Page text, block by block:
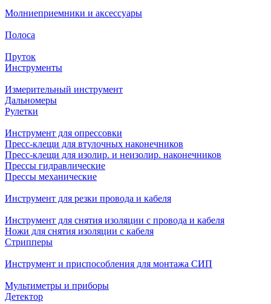
Молниеприемники и аксессуары
Полоса
Пруток
Инструменты
Измерительный инструмент
Дальномеры
Рулетки
Инструмент для опрессовки
Пресс-клещи для втулочных наконечников
Пресс-клещи для изолир. и неизолир. наконечников
Прессы гидравлические
Прессы механические
Инструмент для резки провода и кабеля
Инструмент для снятия изоляции с провода и кабеля
Ножи для снятия изоляции с кабеля
Стрипперы
Инструмент и приспособления для монтажа СИП
Мультиметры и приборы
Детектор